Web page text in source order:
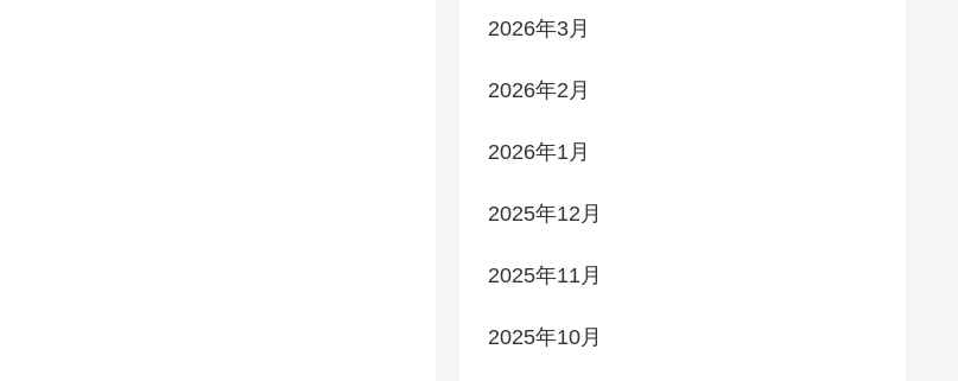
2026年3月
2026年2月
2026年1月
2025年12月
2025年11月
2025年10月